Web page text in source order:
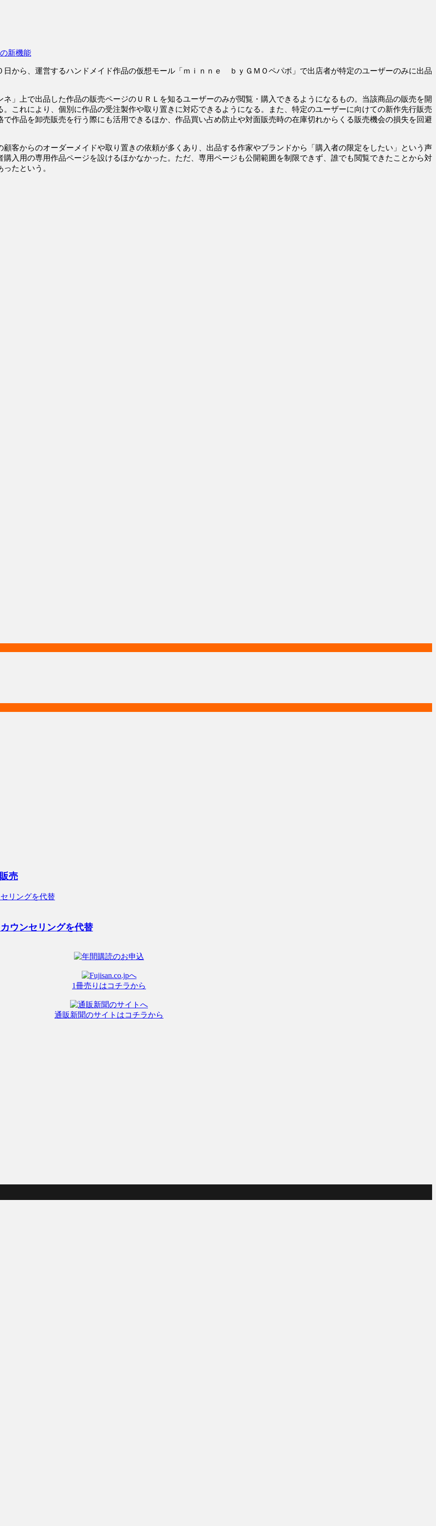
新機能
から、運営するハンドメイド作品の仮想モール「ｍｉｎｎｅ ｂｙＧＭＯペパボ」で出店者が特定のユーザーのみに出品
上で出品した作品の販売ページのＵＲＬを知るユーザーのみが閲覧・購入できるようになるもの。当該商品の販売を開
これにより、個別に作品の受注製作や取り置きに対応できるようになる。また、特定のユーザーに向けての新作先行販売
作品を卸売販売を行う際にも活用できるほか、作品買い占め防止や対面販売時の在庫切れからくる販売機会の損失を回避
からのオーダーメイドや取り置きの依頼が多くあり、出品する作家やブランドから「購入者の限定をしたい」という声
入用の専用作品ページを設けるほかなかった。ただ、専用ページも公開範囲を制限できず、誰でも閲覧できたことから対
たという。
売
ウンセリングを代替
1冊売りはコチラから
通販新聞のサイトはコチラから